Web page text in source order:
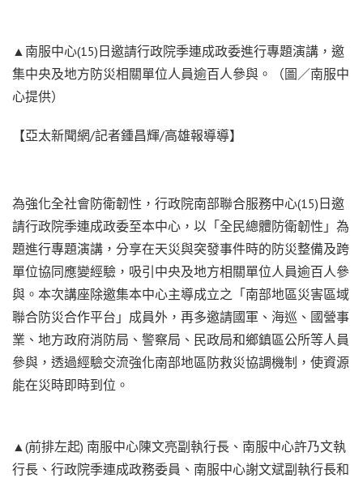
▲南服中心(15)日邀請行政院季連成政委進行專題演講，邀
集中央及地方防災相關單位人員逾百人參與。（圖／南服中
心提供）
【亞太新聞網/記者鍾昌輝/高雄報導導】
為強化全社會防衛韌性，行政院南部聯合服務中心(15)日邀
請行政院季連成政委至本中心，以「全民總體防衛韌性」為
題進行專題演講，分享在天災與突發事件時的防災整備及跨
單位協同應變經驗，吸引中央及地方相關單位人員逾百人參
與。本次講座除邀集本中心主導成立之「南部地區災害區域
聯合防災合作平台」成員外，再多邀請國軍、海巡、國營事
業、地方政府消防局、警察局、民政局和鄉鎮區公所等人員
參與，透過經驗交流強化南部地區防救災協調機制，使資源
能在災時即時到位。
▲(前排左起) 南服中心陳文亮副執行長、南服中心許乃文執
行長、行政院季連成政務委員、南服中心謝文斌副執行長和